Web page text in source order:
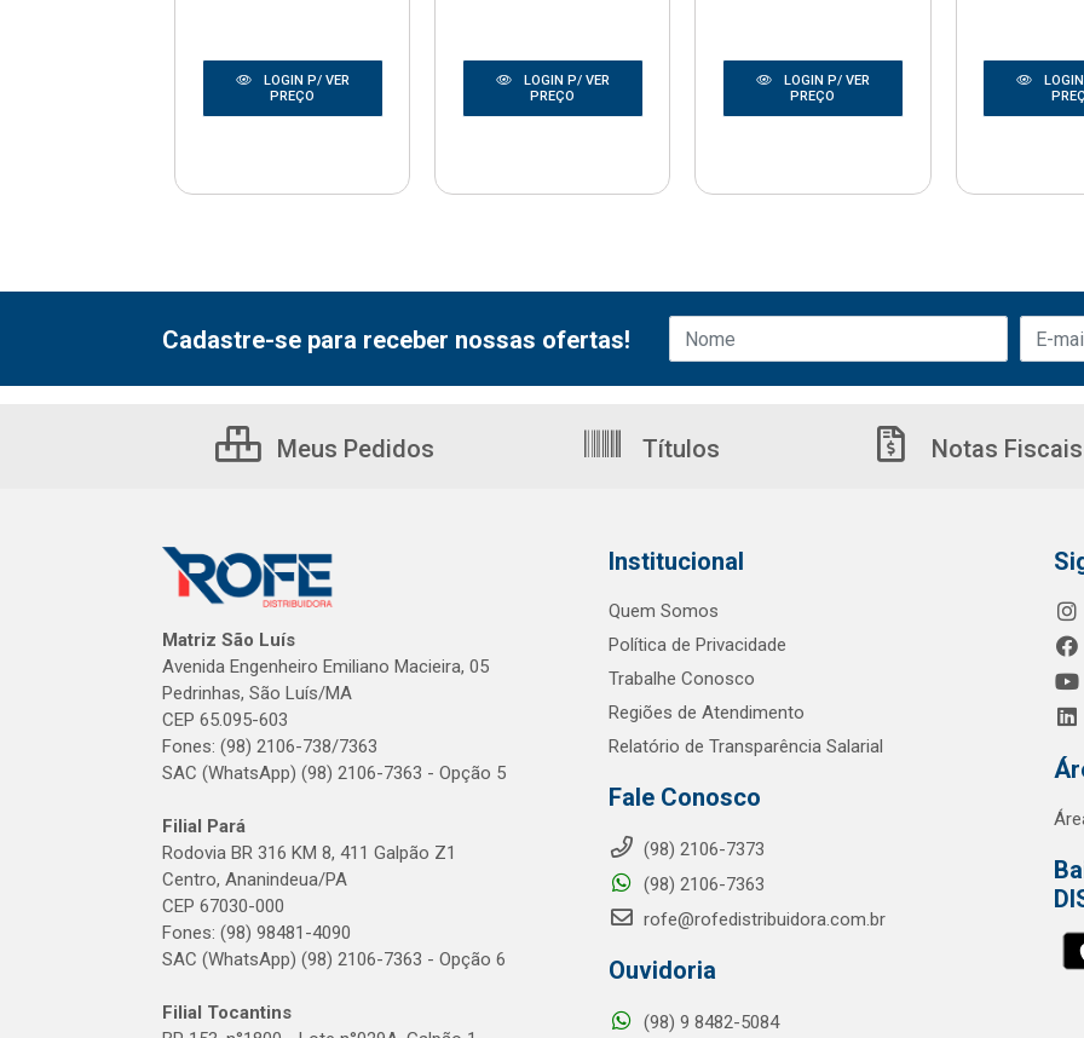
LOGIN P/ VER
PREÇO
LOGIN P/ VER
PREÇO
LOGIN P/ VER
PREÇO
Cadastre-se para receber nossas ofertas!
Meus Pedidos Títulos Notas Fiscais
Matriz São Luís
Avenida Engenheiro Emiliano Macieira, 05
Pedrinhas, São Luís/MA
CEP 65.095-603
Fones: (98) 2106-738/7363
SAC (WhatsApp) (98) 2106-7363 - Opção 5
Filial Pará
Rodovia BR 316 KM 8, 411 Galpão Z1
Centro, Ananindeua/PA
CEP 67030-000
Fones: (98) 98481-4090
SAC (WhatsApp) (98) 2106-7363 - Opção 6
Filial Tocantins
Institucional
Quem Somos
Política de Privacidade
Trabalhe Conosco
Regiões de Atendimento
Relatório de Transparência Salarial
Fale Conosco
(98) 2106-7373
(98) 2106-7363
rofe@rofedistribuidora.com.br
Ouvidoria
(98) 9 8482-5084